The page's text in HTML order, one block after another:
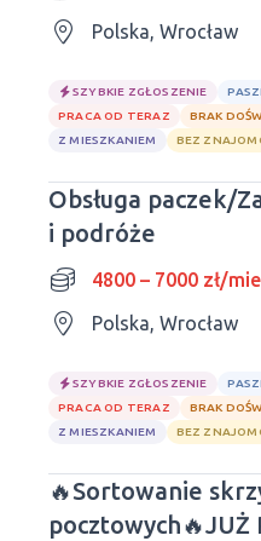
Polska, Wrocław
SZYBKIE ZGŁOSZENIE
PRACA OD TERAZ
BRAK
Z MIESZKANIEM
BEZ
Obsługa paczek/
i podróże
4800 – 7000 zł/
Polska, Wrocław
SZYBKIE ZGŁOSZENIE
PRACA OD TERAZ
BRAK
Z MIESZKANIEM
BEZ
🔥Sortowanie
pocztowych🔥JUŻ